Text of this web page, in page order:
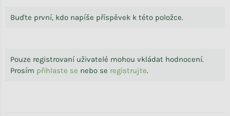
Buďte první, kdo napíše příspěvek k této položce.
Pouze registrovaní uživatelé mohou vkládat hodnocení.
Prosím přihlaste se nebo se registrujte.